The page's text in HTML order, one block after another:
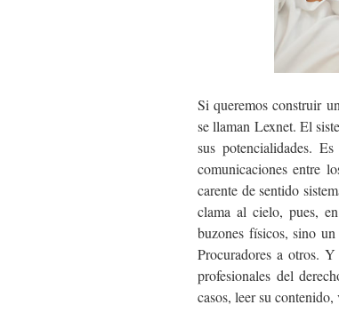
Si queremos construir
se llaman Lexnet. El
sus potencialidades.
comunicaciones entre
carente de sentido
clama al cielo, pues,
buzones físicos, sino
Procuradores a otros.
profesionales del
casos, leer su